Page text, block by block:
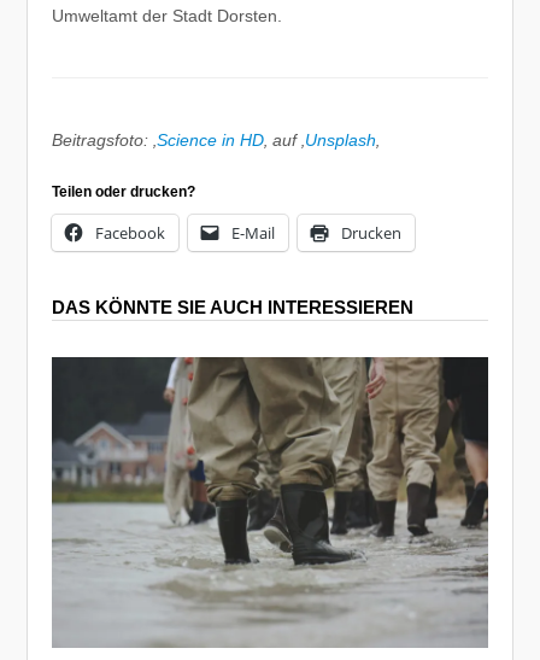
Umweltamt der Stadt Dorsten.
Beitragsfoto: ‚Science in HD ‚ auf ‚ Unsplash
Teilen oder drucken?
Facebook E-Mail Drucken
DAS KÖNNTE SIE AUCH INTERESSIEREN